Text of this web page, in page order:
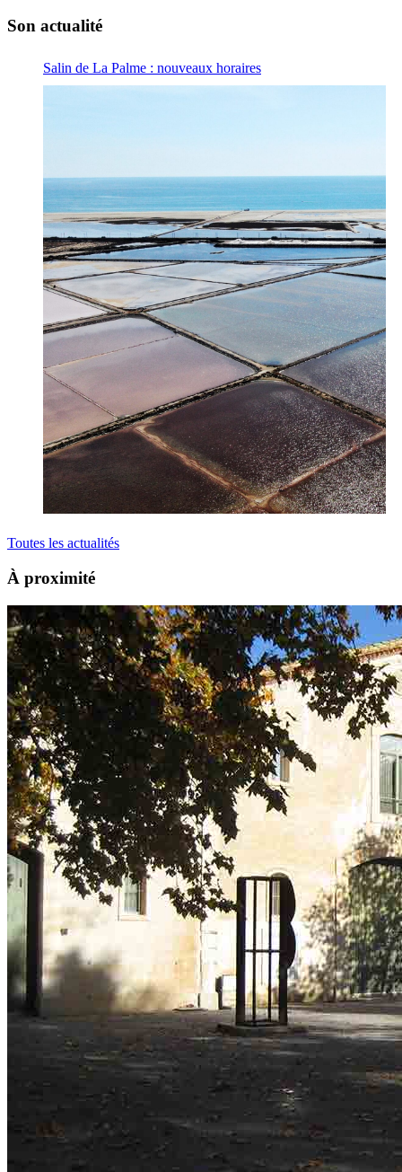
Son actualité
Salin de La Palme : nouveaux horaires
Toutes les actualités
À proximité